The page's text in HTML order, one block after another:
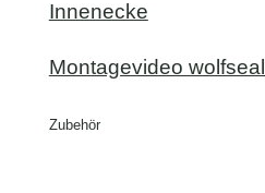
Innenecke
Montagevideo
Zubehör